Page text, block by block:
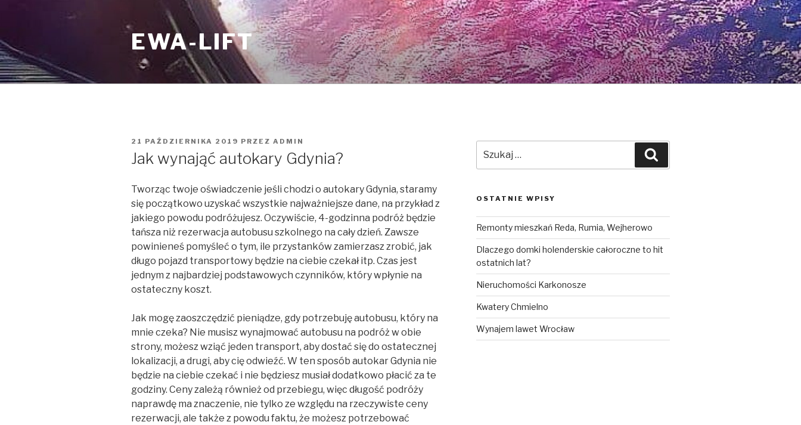
EWA-LIFT
OPUBLIKOWANE
21 PAŹDZIERNIKA 2019 PRZEZ ADMIN
Jak wynająć autokary Gdynia?
Tworząc twoje oświadczenie jeśli chodzi o autokary Gdynia, staramy
się początkowo uzyskać wszystkie najważniejsze dane, na przykład z
jakiego powodu podróżujesz. Oczywiście, 4-godzinna podróż będzie
tańsza niż rezerwacja autobusu szkolnego na cały dzień. Zawsze
powinieneś pomyśleć o tym, ile przystanków zamierzasz zrobić, jak
długo pojazd transportowy będzie na ciebie czekał itp. Czas jest
jednym z najbardziej podstawowych czynników, który wpłynie na
ostateczny koszt.
Jak mogę zaoszczędzić pieniądze, gdy potrzebuję autobusu, który na
mnie czeka? Nie musisz wynajmować autobusu na podróż w obie
strony, możesz wziąć jeden transport, aby dostać się do ostatecznej
lokalizacji, a drugi, aby cię odwieźć. W ten sposób autokar Gdynia nie
będzie na ciebie czekać i nie będziesz musiał dodatkowo płacić za te
godziny. Ceny zależą również od przebiegu, więc długość podróży
naprawdę ma znaczenie, nie tylko ze względu na rzeczywiste ceny
rezerwacji, ale także z powodu faktu, że możesz potrzebować
OSTATNIE WPISY
Remonty mieszkań Reda, Rumia, Wejherowo
Dlaczego domki holenderskie całoroczne to hit
ostatnich lat?
Nieruchomości Karkonosze
Kwatery Chmielno
Wynajem lawet Wrocław